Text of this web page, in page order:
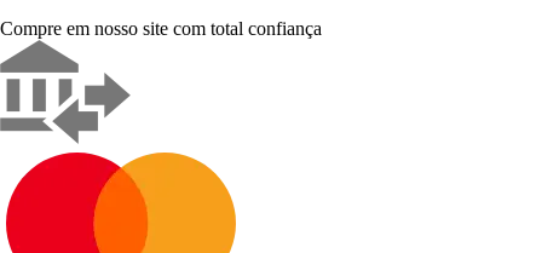
Compre em nosso site com total confiança